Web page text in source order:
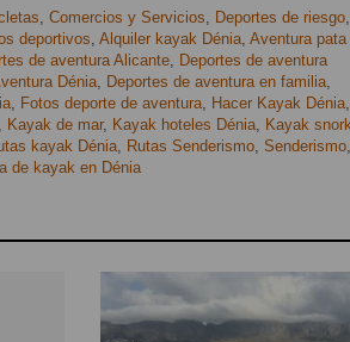
Comercios y Servicios Deportes de riesgo,
deportivos Alquiler kayak Dénia, Aventura pata
de aventura Alicante, Deportes de aventura
Dénia, Deportes de aventura en familia,
, Fotos deporte de aventura, Hacer Kayak Dénia,
Kayak de mar, Kayak hoteles Dénia, Kayak
kayak Dénia, Rutas Senderismo, Senderismo,
de kayak en Dénia